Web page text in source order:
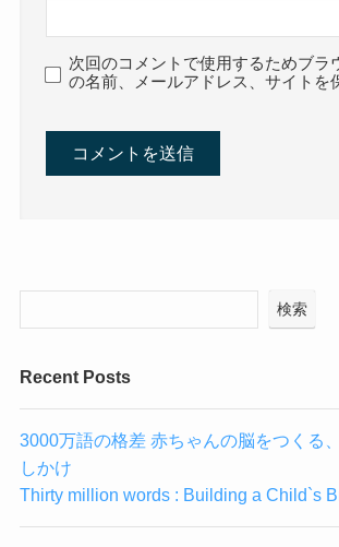
次回のコメントで使用するためブラ
の名前、メールアドレス、サイトを
検索
Recent Posts
3000万語の格差 赤ちゃんの脳をつくる
しかけ
Thirty million words : Building a Child`s